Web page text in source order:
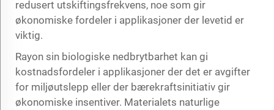
redusert utskiftingsfrekvens, noe som gir
økonomiske fordeler i applikasjoner der levetid er
viktig.
Rayon sin biologiske nedbrytbarhet kan gi
kostnadsfordeler i applikasjoner der det er avgifter
for miljøutslepp eller der bærekraftsinitiativ gir
økonomiske insentiver. Materialets naturlige